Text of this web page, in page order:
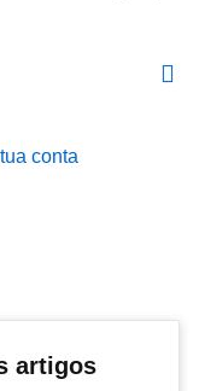
conta
artigos